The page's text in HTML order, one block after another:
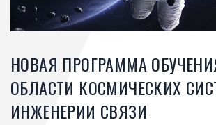
НОВАЯ ПРОГРАММА
ОБЛАСТИ КОСМИЧЕСКИХ
ИНЖЕНЕРИИ СВЯЗИ